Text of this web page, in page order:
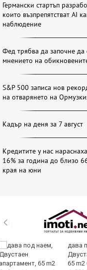
Германски стартъп
които възпрепятстват AI
наблюдение
Фед трябва да започне да
мнението на
S&P 500 записа нов
на отварянето на
Кадър на деня за 7 август
Кредитите у нас
16% за година до близо
края на юни
дава
65